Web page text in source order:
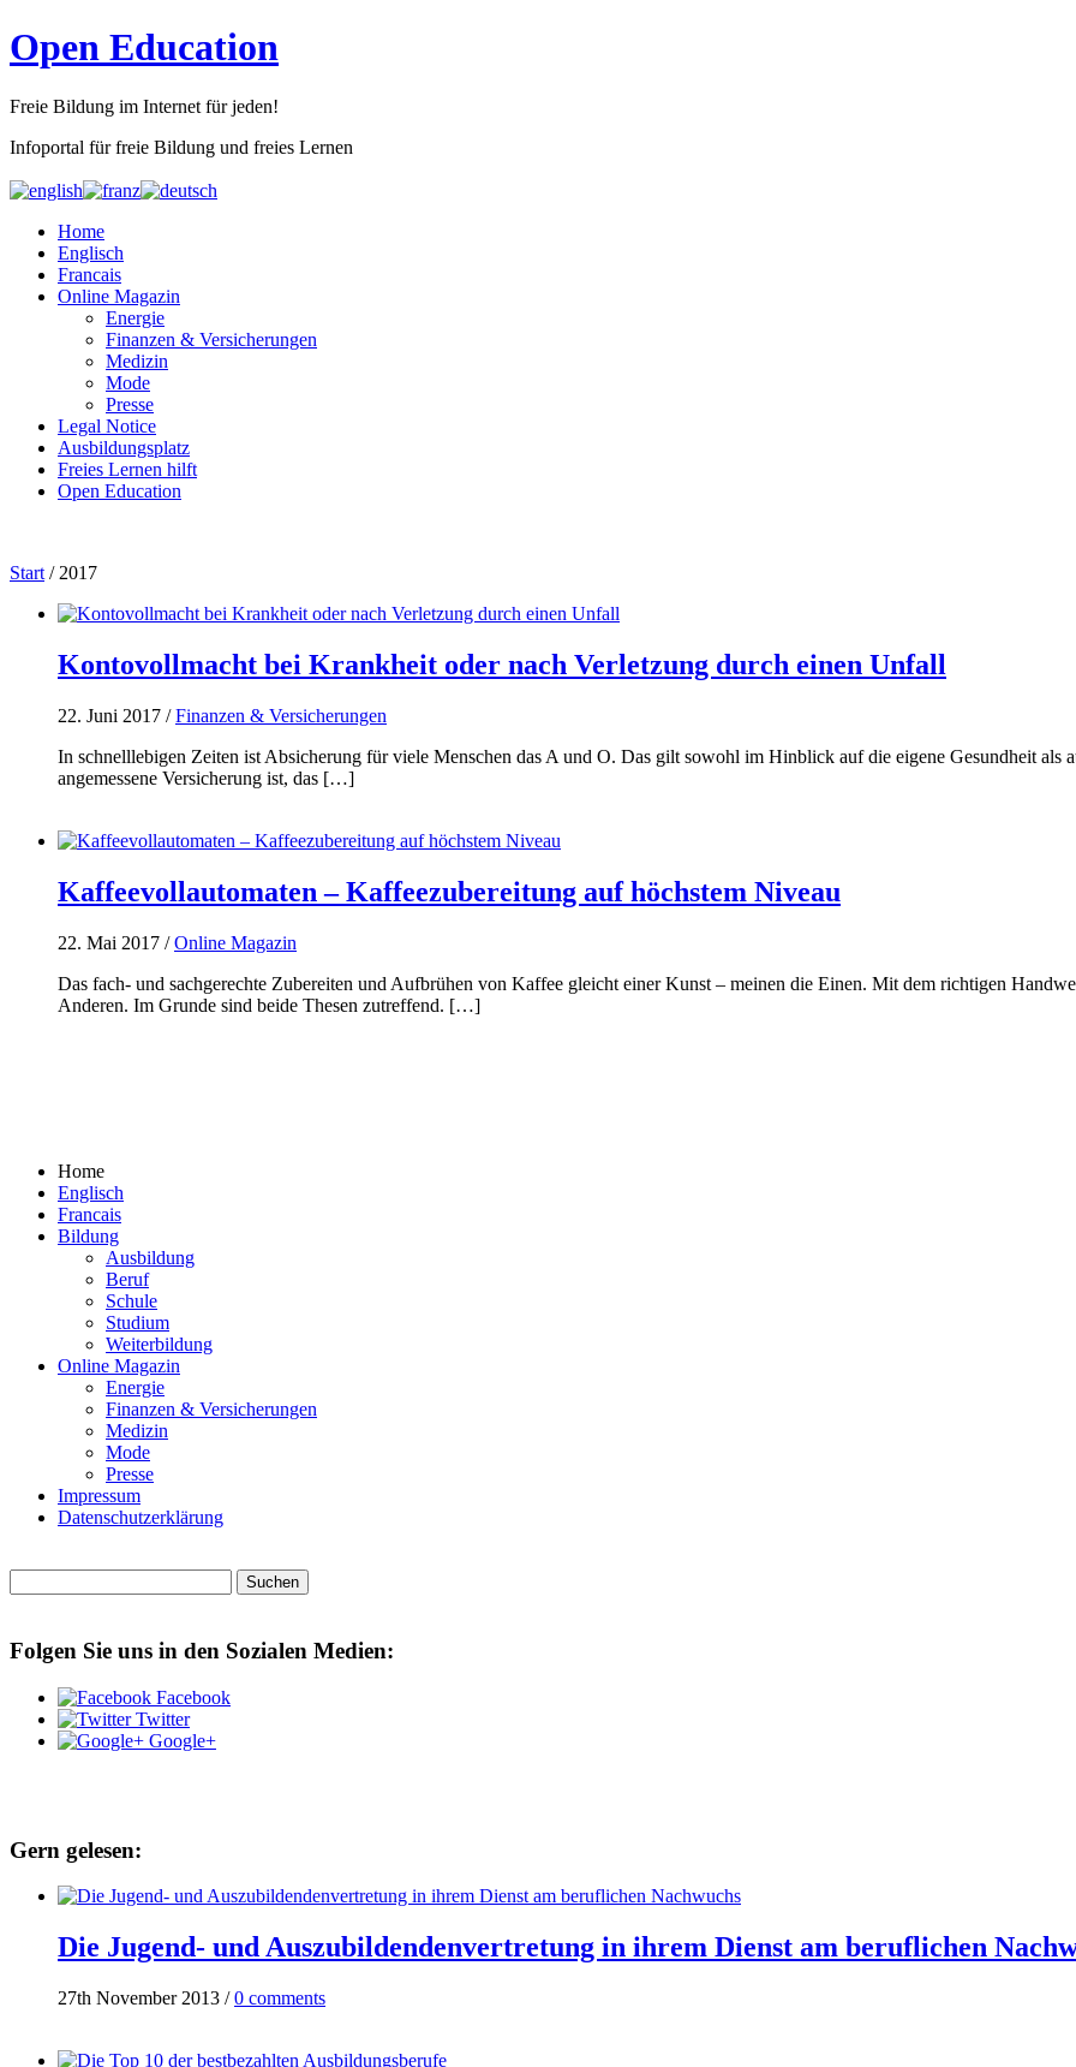
Open Education
Freie Bildung im Internet für jeden!
Infoportal für freie Bildung und freies Lernen
Home
Englisch
Francais
Online Magazin
Energie
Finanzen & Versicherungen
Medizin
Mode
Presse
Legal Notice
Ausbildungsplatz
Freies Lernen hilft
Open Education
Start / 2017
Kontovollmacht bei Krankheit oder nach Verletzung durch einen Unfall
22. Juni 2017 /Finanzen & Versicherungen
In schnelllebigen Zeiten ist Absicherung für viele Menschen das A und O. Das gilt sowohl im Hinblick auf die eigene Gesundheit als
angemessene Versicherung ist, das […]
Kaffeevollautomaten – Kaffeezubereitung auf höchstem Niveau
22. Mai 2017 /Online Magazin
Das fach- und sachgerechte Zubereiten und Aufbrühen von Kaffee gleicht einer Kunst – meinen die Einen. Mit dem richtigen
Anderen. Im Grunde sind beide Thesen zutreffend. […]
Home
Englisch
Francais
Bildung
Ausbildung
Beruf
Schule
Studium
Weiterbildung
Online Magazin
Energie
Finanzen & Versicherungen
Medizin
Mode
Presse
Impressum
Datenschutzerklärung
Folgen Sie uns in den Sozialen Medien:
Facebook
Twitter
Google+
Gern gelesen:
Die Jugend- und Auszubildendenvertretung in ihrem Dienst am beruflichen
27th November 2013 /0 comments